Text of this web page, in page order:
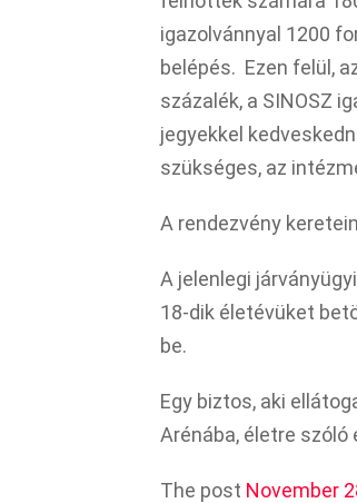
igazolvánnyal 1200
belépés. Ezen felül,
százalék, a SINOSZ
jegyekkel
szükséges, az
A rendezvény
A jelenlegi
18-dik életévüket
be.
Egy biztos, aki
Arénába, életre
The post November